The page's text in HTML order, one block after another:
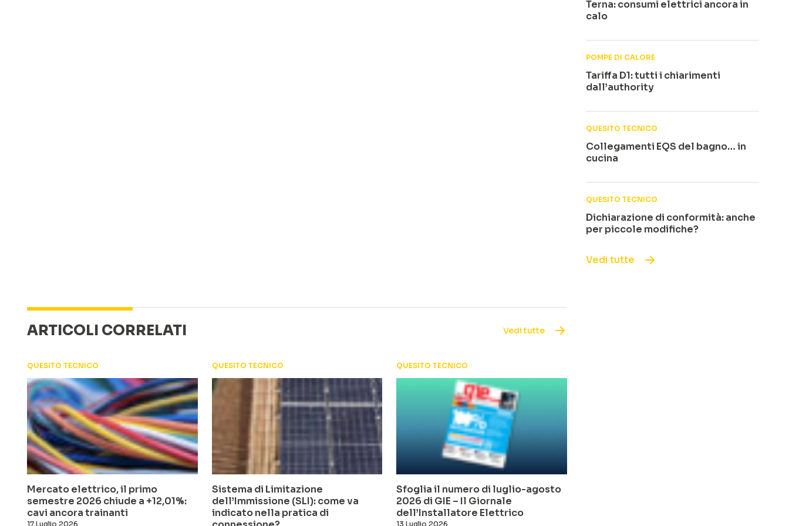
Terna: consumi elettrici ancora in
calo
POMPE DI CALORE
Tariffa D1: tutti i chiarimenti
dall’authority
QUESITO TECNICO
Collegamenti EQS del bagno… in
cucina
QUESITO TECNICO
Dichiarazione di conformità: anche
per piccole modifiche?
Vedi tutte
ARTICOLI CORRELATI Vedi tutte
QUESITO TECNICO
Mercato elettrico, il primo
semestre 2026 chiude a +12,01%:
cavi ancora trainanti
17 Luglio 2026
QUESITO TECNICO
Sistema di Limitazione
dell’Immissione (SLI): come va
indicato nella pratica di
QUESITO TECNICO
Sfoglia il numero di luglio-agosto
2026 di GIE – Il Giornale
dell’Installatore Elettrico
13 Luglio 2026